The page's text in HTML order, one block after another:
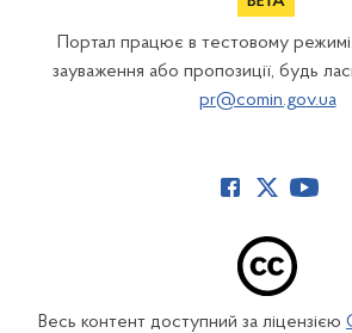
Портал працює в тестовому
зауваження або пропозиції, будь
pr@comin.gov.ua
Весь контент доступний за ліцензією